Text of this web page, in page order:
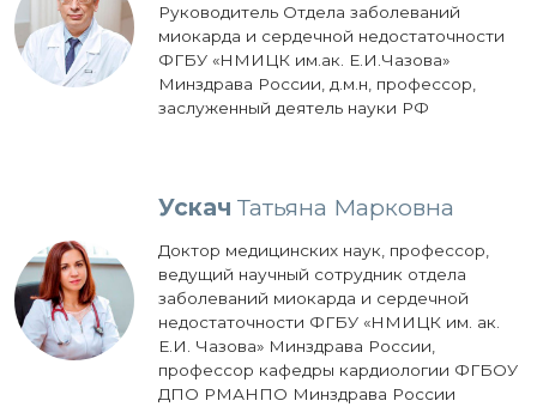
Руководитель Отдела заболеваний
миокарда и сердечной недостаточности
ФГБУ «НМИЦК им.ак. Е.И.Чазова»
Минздрава России, д.м.н, профессор,
заслуженный деятель науки РФ
Ускач Татьяна Марковна
Доктор медицинских наук, профессор,
ведущий научный сотрудник отдела
заболеваний миокарда и сердечной
недостаточности ФГБУ «НМИЦК им. ак.
Е.И. Чазова» Минздрава России,
профессор кафедры кардиологии ФГБОУ
ДПО РМАНПО Минздрава России